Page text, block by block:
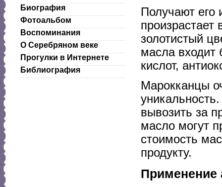
Биография
Фотоальбом
Воспоминания
О Серебряном веке
Прогулки в Интернете
Библиография
Получают его
золотистый
масла
кислот,
Марокканцы
вывозить за
масло могут
стоимость
продукту.
Применение